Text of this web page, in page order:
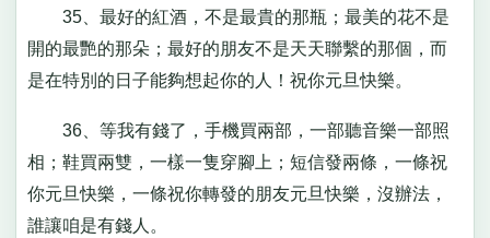
35、最好的紅酒，不是最貴的那瓶；最美的花不是
開的最艷的那朵；最好的朋友不是天天聯繫的那個，而
是在特別的日子能夠想起你的人！祝你元旦快樂。
36、等我有錢了，手機買兩部，一部聽音樂一部照
相；鞋買兩雙，一樣一隻穿腳上；短信發兩條，一條祝
你元旦快樂，一條祝你轉發的朋友元旦快樂，沒辦法，
誰讓咱是有錢人。